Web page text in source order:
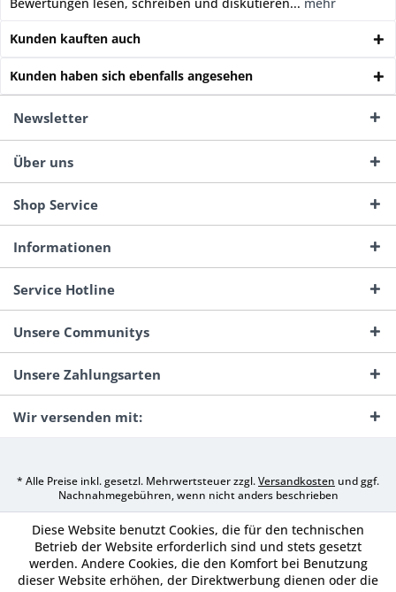
Kunden kauften auch
Kunden haben sich ebenfalls angesehen
Newsletter
Über uns
Shop Service
Informationen
Service Hotline
Unsere Communitys
Unsere Zahlungsarten
Wir versenden mit:
* Alle Preise inkl. gesetzl. Mehrwertsteuer zzgl.Versandkosten und ggf.
Nachnahmegebühren, wenn nicht anders beschrieben
Diese Website benutzt Cookies, die für den technischen
Betrieb der Website erforderlich sind und stets gesetzt
werden. Andere Cookies, die den Komfort bei Benutzung
dieser Website erhöhen, der Direktwerbung dienen oder die